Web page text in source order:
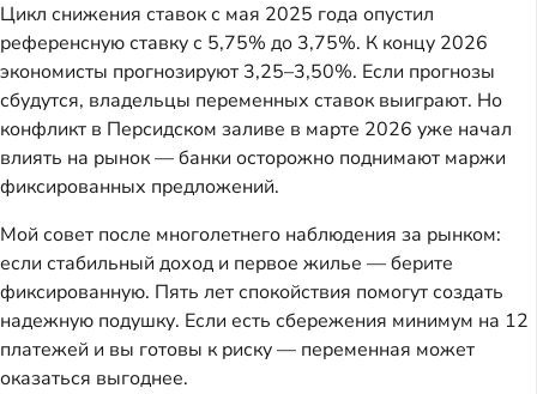
Цикл снижения ставок с мая 2025 года опустил
референсную ставку с 5,75% до 3,75%. К концу 2026
экономисты прогнозируют 3,25–3,50%. Если прогнозы
сбудутся, владельцы переменных ставок выиграют. Но
конфликт в Персидском заливе в марте 2026 уже начал
влиять на рынок — банки осторожно поднимают маржи
фиксированных предложений.
Мой совет после многолетнего наблюдения за рынком:
если стабильный доход и первое жилье — берите
фиксированную. Пять лет спокойствия помогут создать
надежную подушку. Если есть сбережения минимум на 12
платежей и вы готовы к риску — переменная может
оказаться выгоднее.